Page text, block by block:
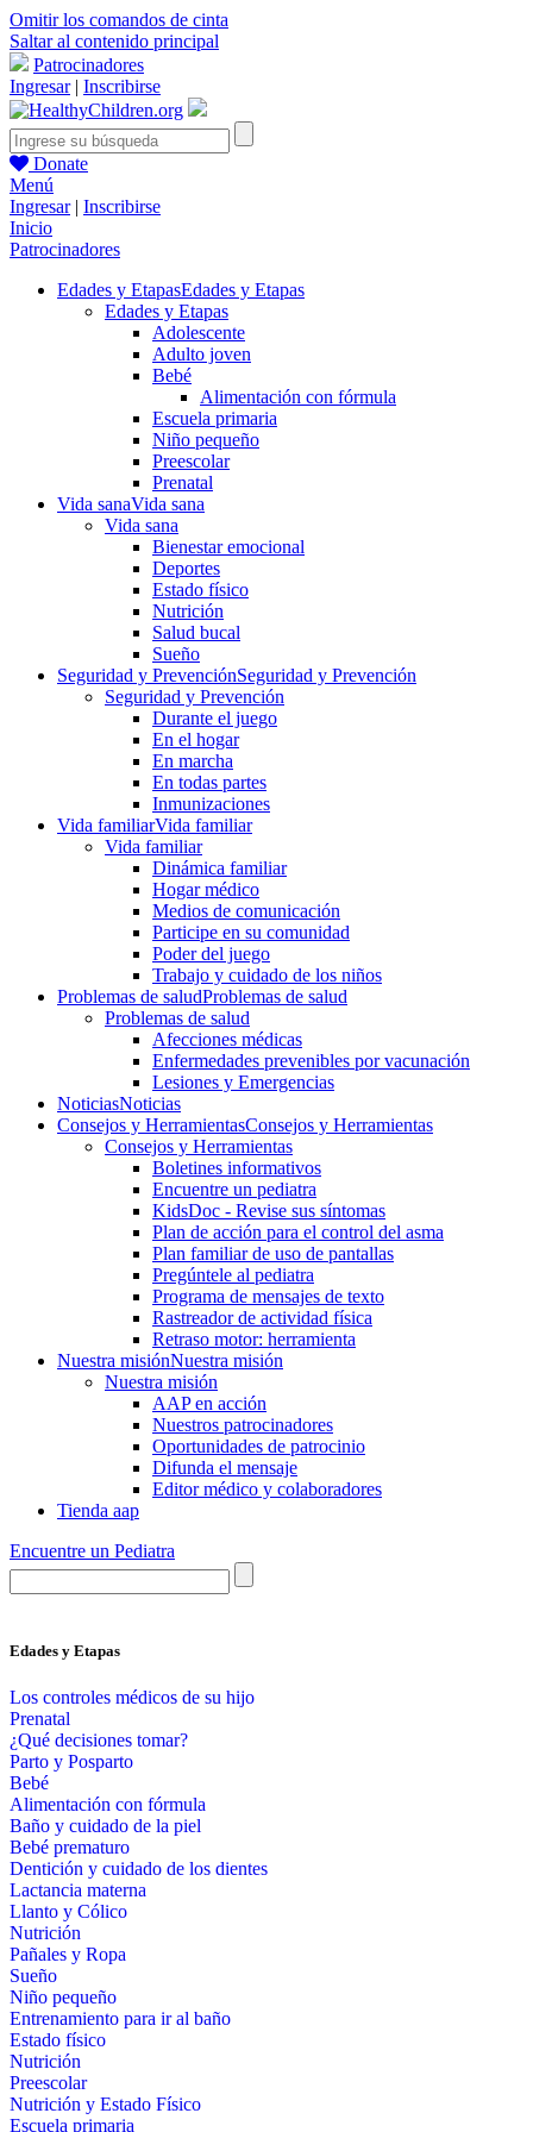
Omitir los comandos de cinta
Saltar al contenido principal
Patrocinadores
Ingresar| Inscribirse
Donate
Menú
Ingresar| Inscribirse
Inicio
Patrocinadores
Edades y EtapasEdades y Etapas
Edades y Etapas
Adolescente
Adulto joven
Bebé
Alimentación con fórmula
Escuela primaria
Niño pequeño
Preescolar
Prenatal
Vida sanaVida sana
Vida sana
Bienestar emocional
Deportes
Estado físico
Nutrición
Salud bucal
Sueño
Seguridad y PrevenciónSeguridad y Prevención
Seguridad y Prevención
Durante el juego
En el hogar
En marcha
En todas partes
Inmunizaciones
Vida familiarVida familiar
Vida familiar
Dinámica familiar
Hogar médico
Medios de comunicación
Participe en su comunidad
Poder del juego
Trabajo y cuidado de los niños
Problemas de saludProblemas de salud
Problemas de salud
Afecciones médicas
Enfermedades prevenibles por vacunación
Lesiones y Emergencias
NoticiasNoticias
Consejos y HerramientasConsejos y Herramientas
Consejos y Herramientas
Boletines informativos
Encuentre un pediatra
KidsDoc - Revise sus síntomas
Plan de acción para el control del asma
Plan familiar de uso de pantallas
Pregúntele al pediatra
Programa de mensajes de texto
Rastre​​ador de activida​d física
Retraso motor: herramienta
Nuestra misiónNuestra misión
Nuestra misión
AAP en acción
Nuestros patrocinadores
Oportunidades de patrocinio
Difunda el mensaje
Editor médico y colaboradores
Tienda aap
Encuentre un Pediatra
Edades y Etapas
Los controles médicos de su hijo
Prenatal
¿Qué decisiones tomar?
Parto y Posparto
Bebé
Alimentación con fórmula
Baño y cuidado de la piel
Bebé prematuro
Dentición y cuidado de los dientes
Lactancia materna
Llanto y Cólico
Nutrición
Pañales y Ropa
Sueño
Niño pequeño
Entrenamiento para ir al baño
Estado físico
Nutrición
Preescolar
Nutrición y Estado Físico
Escuela primaria